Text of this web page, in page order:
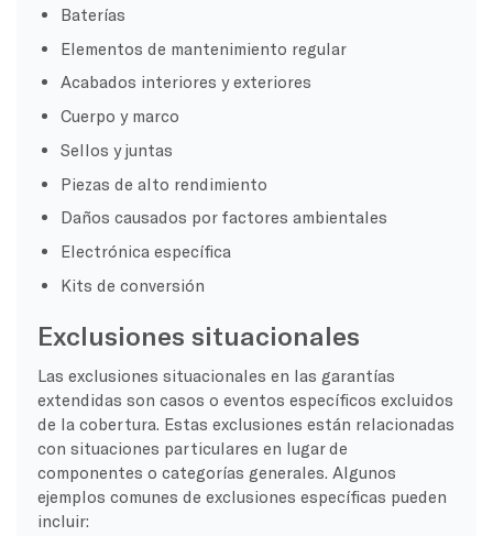
Baterías
Elementos de mantenimiento regular
Acabados interiores y exteriores
Cuerpo y marco
Sellos y juntas
Piezas de alto rendimiento
Daños causados por factores ambientales
Electrónica específica
Kits de conversión
Exclusiones situacionales
Las exclusiones situacionales en las garantías
extendidas son casos o eventos específicos excluidos
de la cobertura. Estas exclusiones están relacionadas
con situaciones particulares en lugar de
componentes o categorías generales. Algunos
ejemplos comunes de exclusiones específicas pueden
incluir: